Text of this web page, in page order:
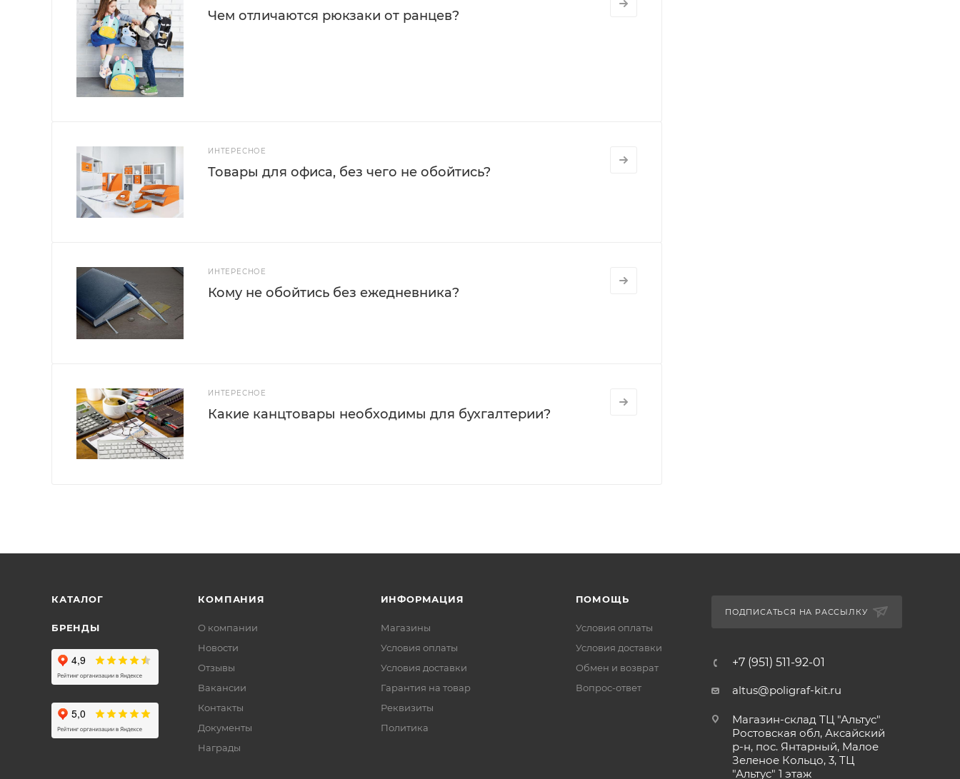
Чем отличаются рюкзаки от ранцев?
ИНТЕРЕСНОЕ
Товары для офиса, без чего не обойтись?
ИНТЕРЕСНОЕ
Кому не обойтись без ежедневника?
ИНТЕРЕСНОЕ
Какие канцтовары необходимы для бухгалтерии?
КАТАЛОГ
БРЕНДЫ
КОМПАНИЯ
О компании
Новости
Отзывы
Вакансии
Контакты
Документы
Награды
ИНФОРМАЦИЯ
Магазины
Условия оплаты
Условия доставки
Гарантия на товар
Реквизиты
Политика
ПОМОЩЬ
Условия оплаты
Условия доставки
Обмен и возврат
Вопрос-ответ
ПОДПИСАТЬСЯ НА РАССЫЛКУ
+7 (951) 511-92-01
altus@poligraf-kit.ru
Магазин-склад ТЦ "Альтус"
Ростовская обл, Аксайский
р-н, пос. Янтарный, Малое
Зеленое Кольцо, 3, ТЦ
"Альтус" 1 этаж